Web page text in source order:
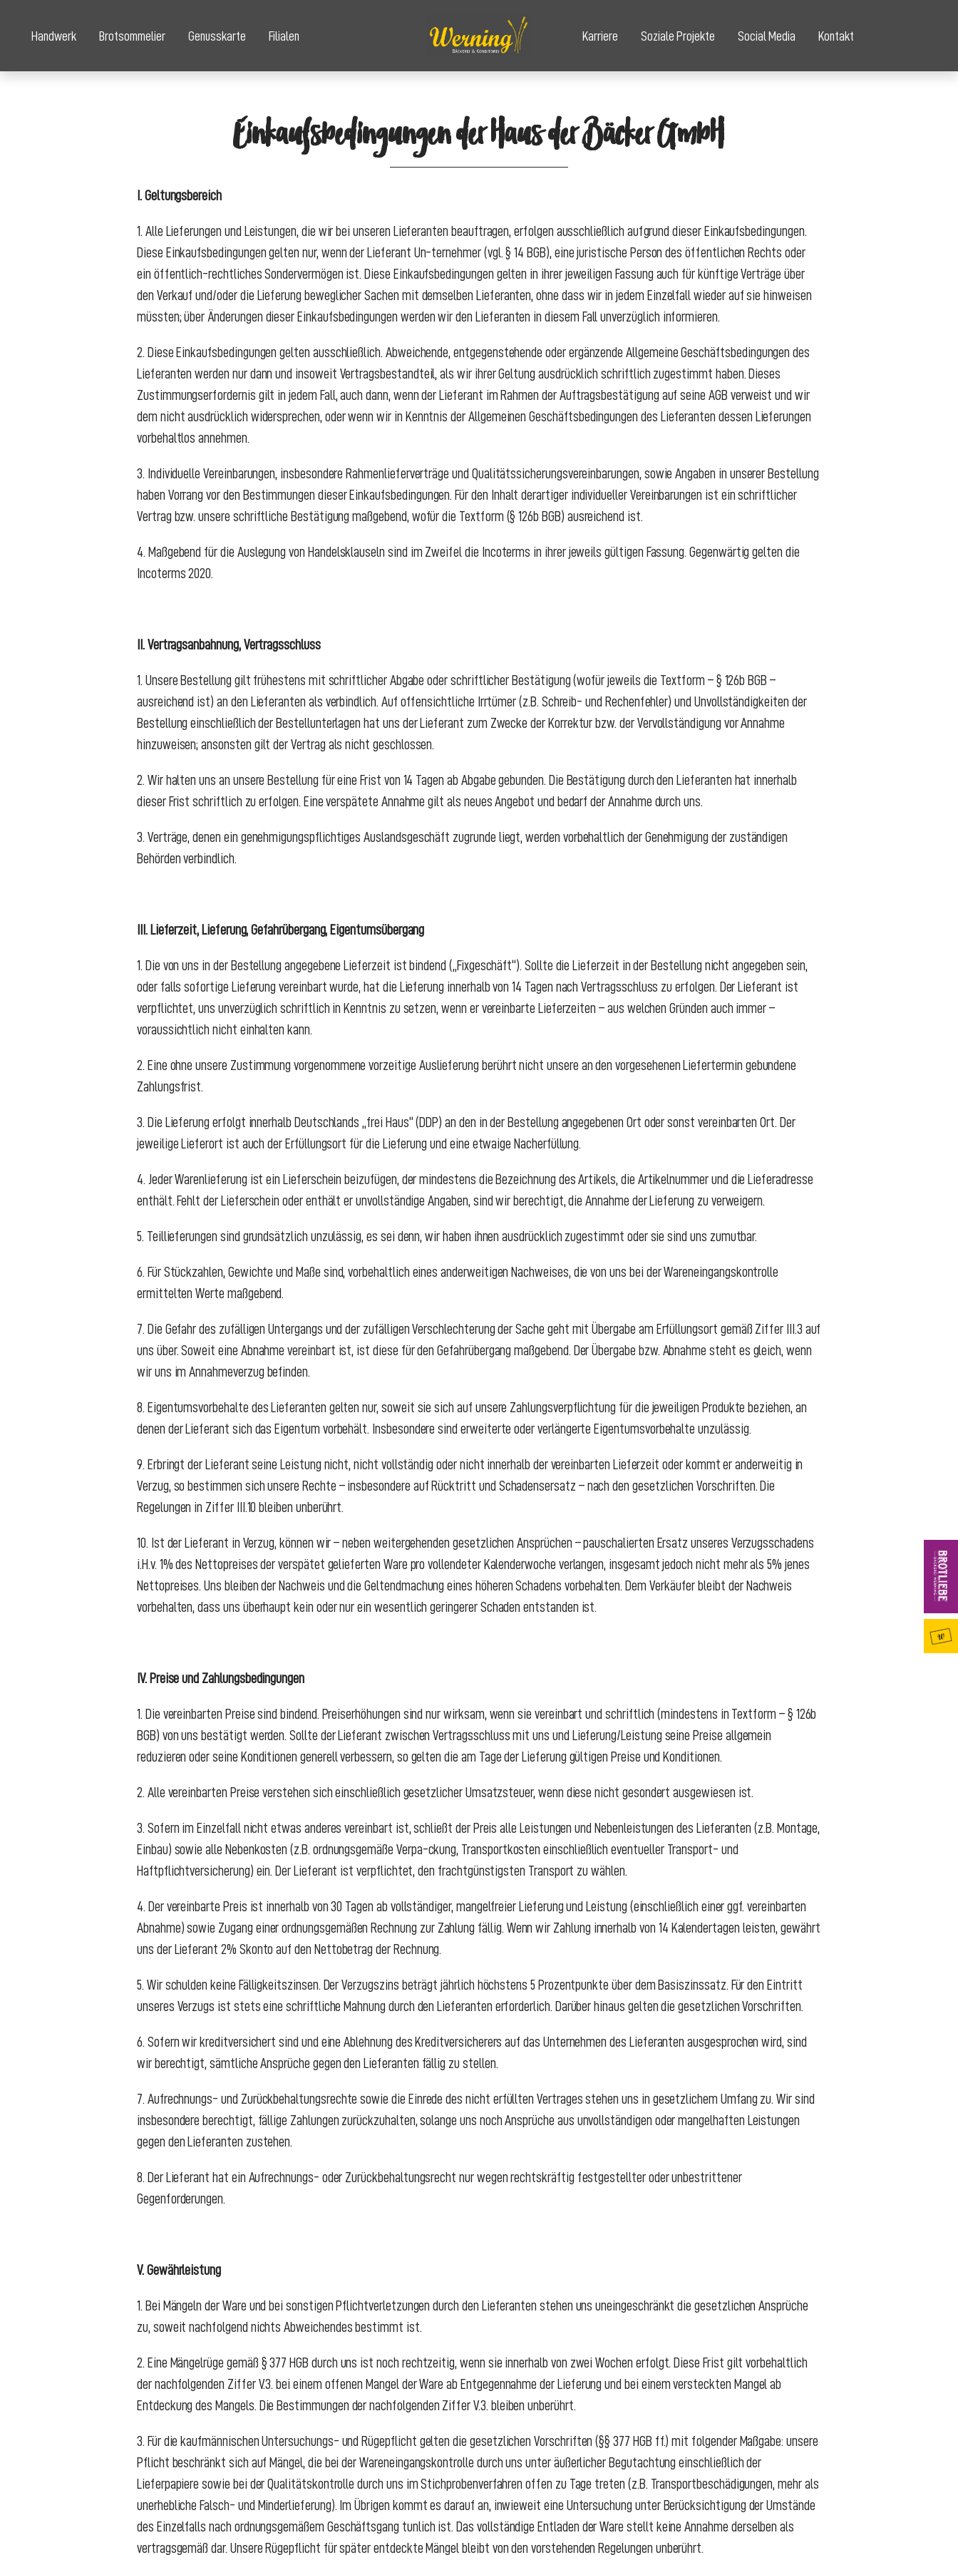
Handwerk Brotsommelier Genusskarte Filialen Karriere Soziale Projekte Social Media Kontakt
Einkaufsbedingungen der Haus der Bäcker GmbH
I. Geltungsbereich
1. Alle Lieferungen und Leistungen, die wir bei unseren Lieferanten beauftragen, erfolgen ausschließlich aufgrund dieser Einkaufsbedingungen.
Diese Einkaufsbedingungen gelten nur, wenn der Lieferant Un-ternehmer (vgl. § 14 BGB), eine juristische Person des öffentlichen Rechts oder
ein öffentlich-rechtliches Sondervermögen ist. Diese Einkaufsbedingungen gelten in ihrer jeweiligen Fassung auch für künftige Verträge über
den Verkauf und/oder die Lieferung beweglicher Sachen mit demselben Lieferanten, ohne dass wir in jedem Einzelfall wieder auf sie hinweisen
müssten; über Änderungen dieser Einkaufsbedingungen werden wir den Lieferanten in diesem Fall unverzüglich informieren.
2. Diese Einkaufsbedingungen gelten ausschließlich. Abweichende, entgegenstehende oder ergänzende Allgemeine Geschäftsbedingungen des
Lieferanten werden nur dann und insoweit Vertragsbestandteil, als wir ihrer Geltung ausdrücklich schriftlich zugestimmt haben. Dieses
Zustimmungserfordernis gilt in jedem Fall, auch dann, wenn der Lieferant im Rahmen der Auftragsbestätigung auf seine AGB verweist und wir
dem nicht ausdrücklich widersprechen, oder wenn wir in Kenntnis der Allgemeinen Geschäftsbedingungen des Lieferanten dessen Lieferungen
vorbehaltlos annehmen.
3. Individuelle Vereinbarungen, insbesondere Rahmenlieferverträge und Qualitätssicherungsvereinbarungen, sowie Angaben in unserer Bestellung
haben Vorrang vor den Bestimmungen dieser Einkaufsbedingungen. Für den Inhalt derartiger individueller Vereinbarungen ist ein schriftlicher
Vertrag bzw. unsere schriftliche Bestätigung maßgebend, wofür die Textform (§ 126b BGB) ausreichend ist.
4. Maßgebend für die Auslegung von Handelsklauseln sind im Zweifel die Incoterms in ihrer jeweils gültigen Fassung. Gegenwärtig gelten die
Incoterms 2020.
II. Vertragsanbahnung, Vertragsschluss
1. Unsere Bestellung gilt frühestens mit schriftlicher Abgabe oder schriftlicher Bestätigung (wofür jeweils die Textform – § 126b BGB –
ausreichend ist) an den Lieferanten als verbindlich. Auf offensichtliche Irrtümer (z.B. Schreib- und Rechenfehler) und Unvollständigkeiten der
Bestellung einschließlich der Bestellunterlagen hat uns der Lieferant zum Zwecke der Korrektur bzw. der Vervollständigung vor Annahme
hinzuweisen; ansonsten gilt der Vertrag als nicht geschlossen.
2. Wir halten uns an unsere Bestellung für eine Frist von 14 Tagen ab Abgabe gebunden. Die Bestätigung durch den Lieferanten hat innerhalb
dieser Frist schriftlich zu erfolgen. Eine verspätete Annahme gilt als neues Angebot und bedarf der Annahme durch uns.
3. Verträge, denen ein genehmigungspflichtiges Auslandsgeschäft zugrunde liegt, werden vorbehaltlich der Genehmigung der zuständigen
Behörden verbindlich.
III. Lieferzeit, Lieferung, Gefahrübergang, Eigentumsübergang
1. Die von uns in der Bestellung angegebene Lieferzeit ist bindend („Fixgeschäft“). Sollte die Lieferzeit in der Bestellung nicht angegeben sein,
oder falls sofortige Lieferung vereinbart wurde, hat die Lieferung innerhalb von 14 Tagen nach Vertragsschluss zu erfolgen. Der Lieferant ist
verpflichtet, uns unverzüglich schriftlich in Kenntnis zu setzen, wenn er vereinbarte Lieferzeiten – aus welchen Gründen auch immer –
voraussichtlich nicht einhalten kann.
2. Eine ohne unsere Zustimmung vorgenommene vorzeitige Auslieferung berührt nicht unsere an den vorgesehenen Liefertermin gebundene
Zahlungsfrist.
3. Die Lieferung erfolgt innerhalb Deutschlands „frei Haus“ (DDP) an den in der Bestellung angegebenen Ort oder sonst vereinbarten Ort. Der
jeweilige Lieferort ist auch der Erfüllungsort für die Lieferung und eine etwaige Nacherfüllung.
4. Jeder Warenlieferung ist ein Lieferschein beizufügen, der mindestens die Bezeichnung des Artikels, die Artikelnummer und die Lieferadresse
enthält. Fehlt der Lieferschein oder enthält er unvollständige Angaben, sind wir berechtigt, die Annahme der Lieferung zu verweigern.
5. Teillieferungen sind grundsätzlich unzulässig, es sei denn, wir haben ihnen ausdrücklich zugestimmt oder sie sind uns zumutbar.
6. Für Stückzahlen, Gewichte und Maße sind, vorbehaltlich eines anderweitigen Nachweises, die von uns bei der Wareneingangskontrolle
ermittelten Werte maßgebend.
7. Die Gefahr des zufälligen Untergangs und der zufälligen Verschlechterung der Sache geht mit Übergabe am Erfüllungsort gemäß Ziffer III.3 auf
uns über. Soweit eine Abnahme vereinbart ist, ist diese für den Gefahrübergang maßgebend. Der Übergabe bzw. Abnahme steht es gleich, wenn
wir uns im Annahmeverzug befinden.
8. Eigentumsvorbehalte des Lieferanten gelten nur, soweit sie sich auf unsere Zahlungsverpflichtung für die jeweiligen Produkte beziehen, an
denen der Lieferant sich das Eigentum vorbehält. Insbesondere sind erweiterte oder verlängerte Eigentumsvorbehalte unzulässig.
9. Erbringt der Lieferant seine Leistung nicht, nicht vollständig oder nicht innerhalb der vereinbarten Lieferzeit oder kommt er anderweitig in
Verzug, so bestimmen sich unsere Rechte – insbesondere auf Rücktritt und Schadensersatz – nach den gesetzlichen Vorschriften. Die
Regelungen in Ziffer III.10 bleiben unberührt.
10. Ist der Lieferant in Verzug, können wir – neben weitergehenden gesetzlichen Ansprüchen – pauschalierten Ersatz unseres Verzugsschadens
i.H.v. 1% des Nettopreises der verspätet gelieferten Ware pro vollendeter Kalenderwoche verlangen, insgesamt jedoch nicht mehr als 5% jenes
Nettopreises. Uns bleiben der Nachweis und die Geltendmachung eines höheren Schadens vorbehalten. Dem Verkäufer bleibt der Nachweis
vorbehalten, dass uns überhaupt kein oder nur ein wesentlich geringerer Schaden entstanden ist.
IV. Preise und Zahlungsbedingungen
1. Die vereinbarten Preise sind bindend. Preiserhöhungen sind nur wirksam, wenn sie vereinbart und schriftlich (mindestens in Textform – § 126b
BGB) von uns bestätigt werden. Sollte der Lieferant zwischen Vertragsschluss mit uns und Lieferung/Leistung seine Preise allgemein
reduzieren oder seine Konditionen generell verbessern, so gelten die am Tage der Lieferung gültigen Preise und Konditionen.
2. Alle vereinbarten Preise verstehen sich einschließlich gesetzlicher Umsatzsteuer, wenn diese nicht gesondert ausgewiesen ist.
3. Sofern im Einzelfall nicht etwas anderes vereinbart ist, schließt der Preis alle Leistungen und Nebenleistungen des Lieferanten (z.B. Montage,
Einbau) sowie alle Nebenkosten (z.B. ordnungsgemäße Verpa-ckung, Transportkosten einschließlich eventueller Transport- und
Haftpflichtversicherung) ein. Der Lieferant ist verpflichtet, den frachtgünstigsten Transport zu wählen.
4. Der vereinbarte Preis ist innerhalb von 30 Tagen ab vollständiger, mangelfreier Lieferung und Leistung (einschließlich einer ggf. vereinbarten
Abnahme) sowie Zugang einer ordnungsgemäßen Rechnung zur Zahlung fällig. Wenn wir Zahlung innerhalb von 14 Kalendertagen leisten, gewährt
uns der Lieferant 2% Skonto auf den Nettobetrag der Rechnung.
5. Wir schulden keine Fälligkeitszinsen. Der Verzugszins beträgt jährlich höchstens 5 Prozentpunkte über dem Basiszinssatz. Für den Eintritt
unseres Verzugs ist stets eine schriftliche Mahnung durch den Lieferanten erforderlich. Darüber hinaus gelten die gesetzlichen Vorschriften.
6. Sofern wir kreditversichert sind und eine Ablehnung des Kreditversicherers auf das Unternehmen des Lieferanten ausgesprochen wird, sind
wir berechtigt, sämtliche Ansprüche gegen den Lieferanten fällig zu stellen.
7. Aufrechnungs- und Zurückbehaltungsrechte sowie die Einrede des nicht erfüllten Vertrages stehen uns in gesetzlichem Umfang zu. Wir sind
insbesondere berechtigt, fällige Zahlungen zurückzuhalten, solange uns noch Ansprüche aus unvollständigen oder mangelhaften Leistungen
gegen den Lieferanten zustehen.
8. Der Lieferant hat ein Aufrechnungs- oder Zurückbehaltungsrecht nur wegen rechtskräftig festgestellter oder unbestrittener
Gegenforderungen.
V. Gewährleistung
1. Bei Mängeln der Ware und bei sonstigen Pflichtverletzungen durch den Lieferanten stehen uns uneingeschränkt die gesetzlichen Ansprüche
zu, soweit nachfolgend nichts Abweichendes bestimmt ist.
2. Eine Mängelrüge gemäß § 377 HGB durch uns ist noch rechtzeitig, wenn sie innerhalb von zwei Wochen erfolgt. Diese Frist gilt vorbehaltlich
der nachfolgenden Ziffer V.3. bei einem offenen Mangel der Ware ab Entgegennahme der Lieferung und bei einem versteckten Mangel ab
Entdeckung des Mangels. Die Bestimmungen der nachfolgenden Ziffer V.3. bleiben unberührt.
3. Für die kaufmännischen Untersuchungs- und Rügepflicht gelten die gesetzlichen Vorschriften (§§ 377 HGB ff.) mit folgender Maßgabe: unsere
Pflicht beschränkt sich auf Mängel, die bei der Wareneingangskontrolle durch uns unter äußerlicher Begutachtung einschließlich der
Lieferpapiere sowie bei der Qualitätskontrolle durch uns im Stichprobenverfahren offen zu Tage treten (z.B. Transportbeschädigungen, mehr als
unerhebliche Falsch- und Minderlieferung). Im Übrigen kommt es darauf an, inwieweit eine Untersuchung unter Berücksichtigung der Umstände
des Einzelfalls nach ordnungsgemäßem Geschäftsgang tunlich ist. Das vollständige Entladen der Ware stellt keine Annahme derselben als
vertragsgemäß dar. Unsere Rügepflicht für später entdeckte Mängel bleibt von den vorstehenden Regelungen unberührt.